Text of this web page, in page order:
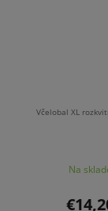
Včelobal XL
Na